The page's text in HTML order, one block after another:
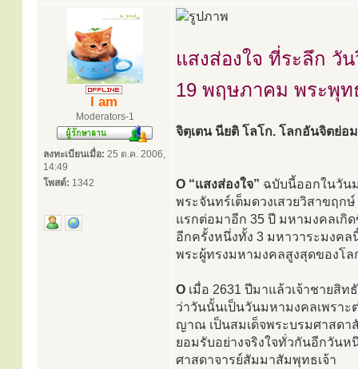
I am
Moderators-1
ลงทะเบียนเมื่อ: 25 ต.ค. 2006,
14:49
โพสต์: 1342
แสงส่องใจ ที่ระลึก วั
19 พฤษภาคม พระพุท
จิตฺเตน นียติ โลโก. โลกอันจิตย่อ
O “แสงส่องใจ” ฉบับนี้ออกในวัน
พระจันทร์เต็มดวงเสวยวิสาขฤก
แรกต่อมาอีก 35 ปี มหามงคลเกิ
อีกครั้งหนึ่งทั้ง 3 มหาวาระมงคล
พระผู้ทรงมหามงคลสูงสุดของโ
O เมื่อ 2631 ปีมาแล้วเจ้าชายสิ
ว่าวันนั้นเป็นวันมหามงคลเพรา
ญาณ เป็นสมเด็จพระบรมศาสดา
ยอมรับอย่างจริงใจทั่วกันอีกวัน
ศาสดาจารย์สัมมาสัมพุทธเจ้า